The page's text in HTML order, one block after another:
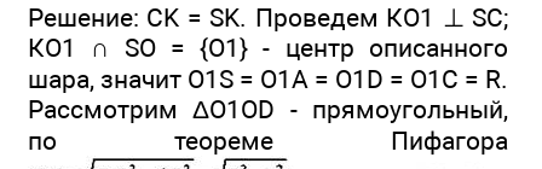
Решение: CK = SK. Проведем КО1 ⊥ SC;
КО1 ∩ SO = {О1} - центр описанного
шара, значит O1S = О1А = O1D = О1С = R.
Рассмотрим ΔO1OD - прямоугольный,
по теореме Пифагора